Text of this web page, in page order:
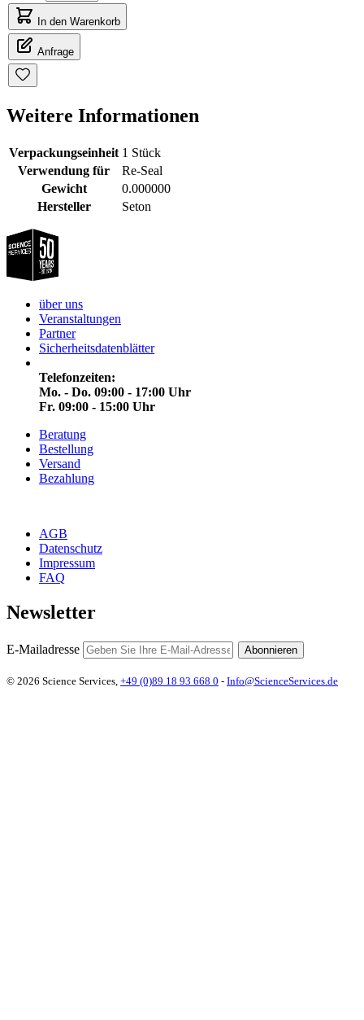
In den Warenkorb
Anfrage
Weitere Informationen
Verpackungseinheit 1 Stück
Verwendung für
Re-Seal
Gewicht
0.000000
Hersteller
Seton
über uns
Veranstaltungen
Partner
Sicherheitsdatenblätter
Telefonzeiten:
Mo. - Do. 09:00 - 17:00 Uhr
Fr. 09:00 - 15:00 Uhr
Beratung
Bestellung
Versand
Bezahlung
AGB
Datenschutz
Impressum
FAQ
Newsletter
E-Mailadresse Abonnieren
© 2026 Science Services, +49 (0)89 18 93 668 0 - Info@ScienceServices.de